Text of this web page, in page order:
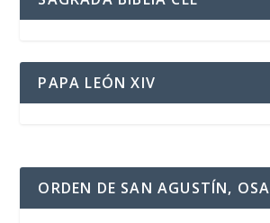
PAPA LEÓN XIV
ORDEN DE SAN AGUSTÍN, OSA